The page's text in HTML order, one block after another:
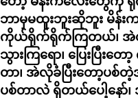
ဘာမှမထူးဘူးဆိုဘူး မိန်
ကိုယ်ရိုက်ရိုက်ကြတယ်၊ အဲလို
သွားကြရော၊ ပြေးပြီးတ
တာ၊ အဲလိုခံပြီးတော့ပစ်တဲ့
ပစ်တာလဲ ရှိတယ်ပေါ့နော်၊